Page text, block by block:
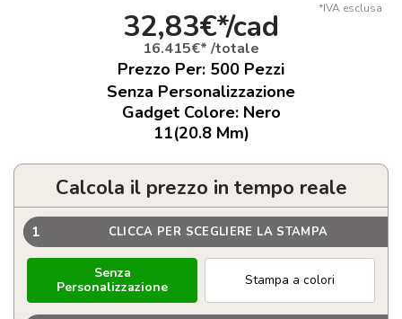
*IVA esclusa
32,83€*/cad
16.415€* /totale
Prezzo Per: 500 Pezzi
Senza Personalizzazione
Gadget Colore: Nero
11(20.8 Mm)
Calcola il prezzo in tempo reale
1 CLICCA PER SCEGLIERE LA STAMPA
Senza
Personalizzazione
Stampa a colori